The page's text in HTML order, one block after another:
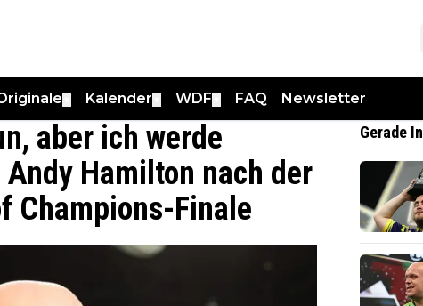
Kalender WDF FAQ Newsletter
aber ich werde
Hamilton nach der
Champions-Finale
Gerade In